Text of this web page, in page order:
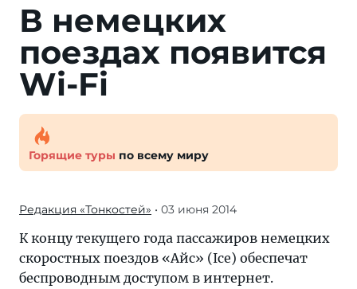
В немецких
поездах появится
Wi-Fi
Горящие туры по всему миру
Редакция «Тонкостей» • 03 июня 2014
К концу текущего года пассажиров немецких
скоростных поездов «Айс» (Ice) обеспечат
беспроводным доступом в интернет.